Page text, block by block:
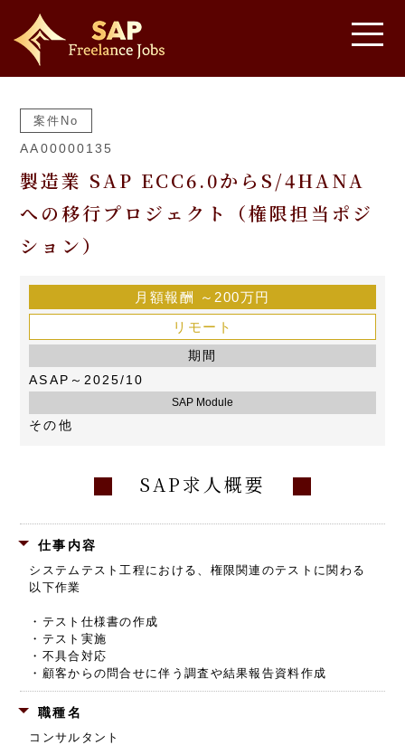
案件No
AA00000135
製造業 SAP ECC6.0からS/4HANA
への移行プロジェクト（権限担当ポジ
ション）
月額報酬
～200万円
リモート
期間
ASAP～2025/10
SAP Module
その他
SAP求人概要
仕事内容
システムテスト工程における、権限関連のテストに関わる
以下作業
・テスト仕様書の作成
・テスト実施
・不具合対応
・顧客からの問合せに伴う調査や結果報告資料作成
職種名
コンサルタント